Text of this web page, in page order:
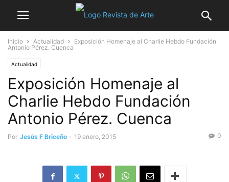
Inicio Actualidad
Exposición Homenaje al Charlie Hebdo Fundación
Antonio Pérez. Cuenca
Actualidad
Exposición Homenaje al
Charlie Hebdo Fundación
Antonio Pérez. Cuenca
Por Jesús F Briceño - 19 enero, 2015 0